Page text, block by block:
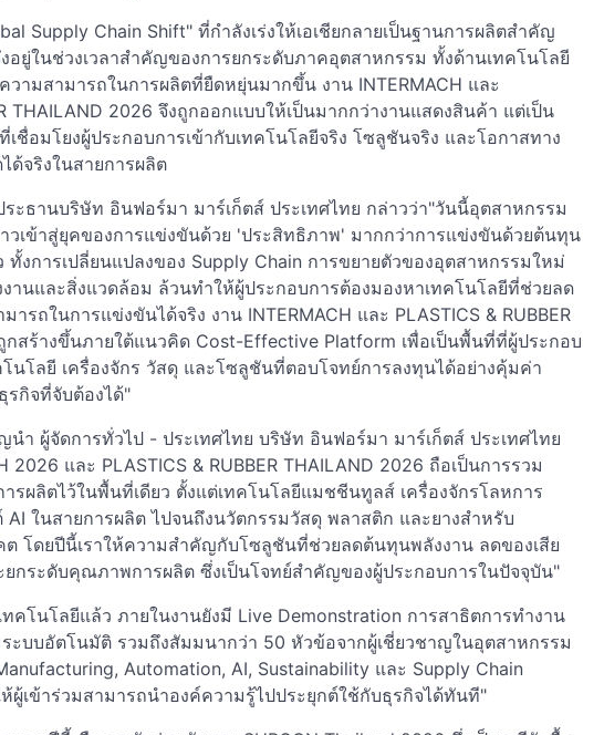
Supply Chain Shift" ที่กำลังเร่งให้เอเชียกลายเป็นฐานการผลิตสำคัญ
อยู่ในช่วงเวลาสำคัญของการยกระดับภาคอุตสาหกรรม ทั้งด้านเทคโนโลยี
ามสามารถในการผลิตที่ยืดหยุ่นมากขึ้น งาน INTERMACH และ
THAILAND 2026 จึงถูกออกแบบให้เป็นมากกว่างานแสดงสินค้า แต่เป็น
เชื่อมโยงผู้ประกอบการเข้ากับเทคโนโลยีจริง โซลูชันจริง และโอกาสทาง
ด้จริงในสายการผลิต
ะธานบริษัท อินฟอร์มา มาร์เก็ตส์ ประเทศไทย กล่าวว่า"วันนี้อุตสาหกรรม
วเข้าสู่ยุคของการแข่งขันด้วย 'ประสิทธิภาพ' มากกว่าการแข่งขันด้วยต้นทุน
ทั้งการเปลี่ยนแปลงของ Supply Chain การขยายตัวของอุตสาหกรรมใหม่
านและสิ่งแวดล้อม ล้วนทำให้ผู้ประกอบการต้องมองหาเทคโนโลยีที่ช่วยลด
รถในการแข่งขันได้จริง งาน INTERMACH และ PLASTICS & RUBBER
กสร้างขึ้นภายใต้แนวคิด Cost-Effective Platform เพื่อเป็นพื้นที่ที่ผู้ประกอบ
โนโลยี เครื่องจักร วัสดุ และโซลูชันที่ตอบโจทย์การลงทุนได้อย่างคุ้มค่า
รกิจที่จับต้องได้"
ำ ผู้จัดการทั่วไป - ประเทศไทย บริษัท อินฟอร์มา มาร์เก็ตส์ ประเทศไทย
2026 และ PLASTICS & RUBBER THAILAND 2026 ถือเป็นการรวม
รผลิตไว้ในพื้นที่เดียว ตั้งแต่เทคโนโลยีแมชชีนทูลส์ เครื่องจักรโลหการ
ในสายการผลิต ไปจนถึงนวัตกรรมวัสดุ พลาสติก และยางสำหรับ
โดยปีนี้เราให้ความสำคัญกับโซลูชันที่ช่วยลดต้นทุนพลังงาน ลดของเสีย
ยกระดับคุณภาพการผลิต ซึ่งเป็นโจทย์สำคัญของผู้ประกอบการในปัจจุบัน"
คโนโลยีแล้ว ภายในงานยังมี Live Demonstration การสาธิตการทำงาน
ระบบอัตโนมัติ รวมถึงสัมมนากว่า 50 หัวข้อจากผู้เชี่ยวชาญในอุตสาหกรรม
Automation, AI, Sustainability และ Supply Chain
ผู้เข้าร่วมสามารถนำองค์ความรู้ไปประยุกต์ใช้กับธุรกิจได้ทันที"